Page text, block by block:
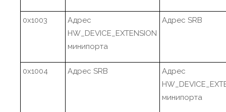
0x1003
Адрес
HW_DEVICE_EXTENSION
минипорта
Адрес SRB
0x1004 Адрес SRB
Адрес
минипорта